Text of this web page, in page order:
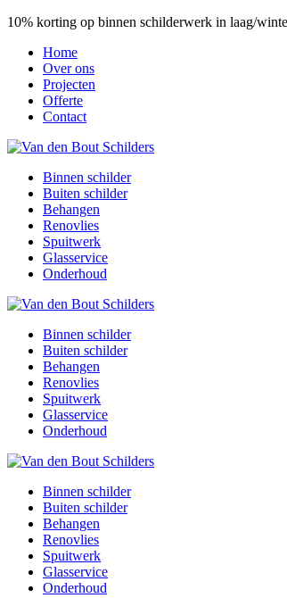
10% korting op binnen schilderwerk in laag/
Home
Over ons
Projecten
Offerte
Contact
Binnen schilder
Buiten schilder
Behangen
Renovlies
Spuitwerk
Glasservice
Onderhoud
Binnen schilder
Buiten schilder
Behangen
Renovlies
Spuitwerk
Glasservice
Onderhoud
Binnen schilder
Buiten schilder
Behangen
Renovlies
Spuitwerk
Glasservice
Onderhoud